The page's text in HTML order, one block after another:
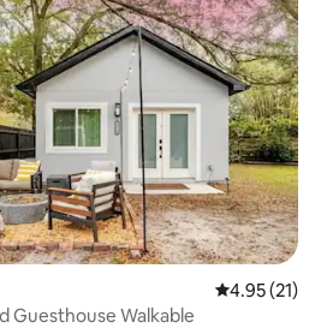
औसत रेटिंग 5 में
4.95 (21)
Guesthouse Walkable